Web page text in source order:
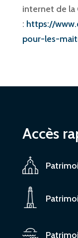
internet de la
: https://
pour-les-
Accès